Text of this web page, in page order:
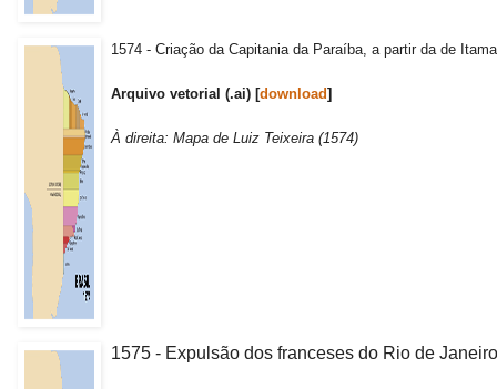
1574 - Criação da Capitania da Paraíba, a partir da de
Arquivo vetorial (.ai) [download]
À direita: Mapa de Luiz Teixeira (1574)
1575 - Expulsão dos franceses do Rio de